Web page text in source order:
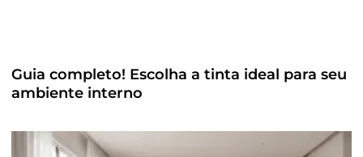
Guia completo! Escolha a tinta ideal para seu
ambiente interno